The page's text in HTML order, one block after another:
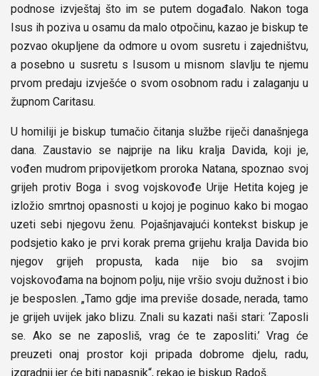
podnose izvještaj što im se putem događalo. Nakon toga
Isus ih poziva u osamu da malo otpočinu, kazao je biskup te
pozvao okupljene da odmore u ovom susretu i zajedništvu,
a posebno u susretu s Isusom u misnom slavlju te njemu
prvom predaju izvješće o svom osobnom radu i zalaganju u
župnom Caritasu.
U homiliji je biskup tumačio čitanja službe riječi današnjega
dana. Zaustavio se najprije na liku kralja Davida, koji je,
vođen mudrom pripovijetkom proroka Natana, spoznao svoj
grijeh protiv Boga i svog vojskovođe Urije Hetita kojeg je
izložio smrtnoj opasnosti u kojoj je poginuo kako bi mogao
uzeti sebi njegovu ženu. Pojašnjavajući kontekst biskup je
podsjetio kako je prvi korak prema grijehu kralja Davida bio
njegov grijeh propusta, kada nije bio sa svojim
vojskovođama na bojnom polju, nije vršio svoju dužnost i bio
je besposlen. „Tamo gdje ima previše dosade, nerada, tamo
je grijeh uvijek jako blizu. Znali su kazati naši stari: ‘Zaposli
se. Ako se ne zaposliš, vrag će te zaposliti.’ Vrag će
preuzeti onaj prostor koji pripada dobrome djelu, radu,
izgradnji jer će biti napasnik“, rekao je biskup Radoš.